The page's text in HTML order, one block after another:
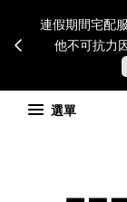
連假期間宅配
他不可抗力
選單